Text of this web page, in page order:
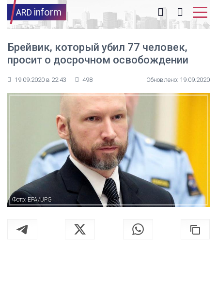
ARD inform
Брейвик, который убил 77 человек,
просит о досрочном освобождении
19.09.2020 в 22:43 498 Обновлено: 19.09.2020
Фото: EPA/UPG